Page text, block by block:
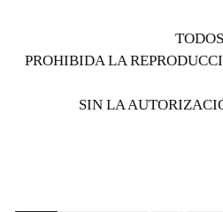
PROHIBIDA LA
SIN LA